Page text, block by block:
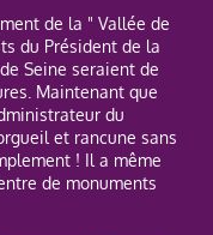
de la " Vallée de
du Président de la
Seine seraient de
Maintenant que
du
et rancune sans
! Il a même
de monuments